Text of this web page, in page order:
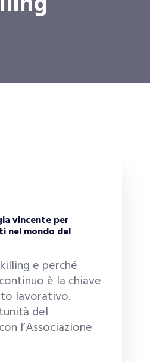
vincente per
nel mondo del
e perché
è la chiave
lavorativo.
del
l’Associazione